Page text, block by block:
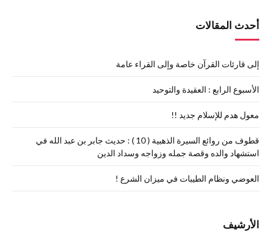
أحدث المقالات
إلى قارئات القرآن خاصة وإلى القراء عامة
الأسبوع الرابع : العقيدة والتوحيد
معول هدم للإسلام جديد !!
قطوف من روائع السيرة الذهبية ( 10 ) : حديث جابر بن عبد الله في
استشهاد والده وقصة جمله وزواجه وسداد الدين
العوضي ونظام الطيبات في ميزان الشرع !
الأرشيف